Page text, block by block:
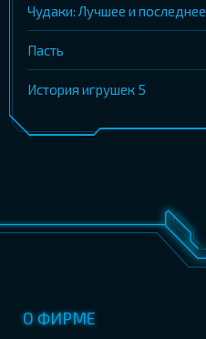
Чудаки: Лучшее и последнее
Пасть
История игрушек 5
О ФИРМЕ